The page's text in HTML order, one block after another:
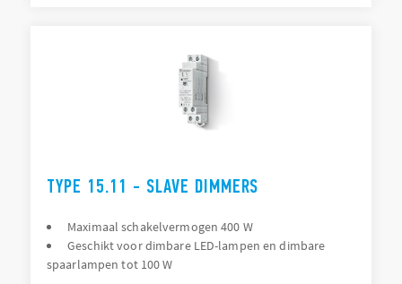
TYPE 15.11 - SLAVE DIMMERS
Maximaal schakelvermogen 400 W
Geschikt voor dimbare LED-lampen en dimbare
spaarlampen tot 100 W